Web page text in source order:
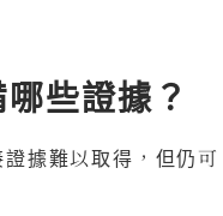
些證據？
據難以取得，但仍可